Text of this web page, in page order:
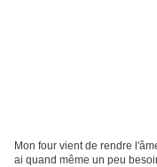
Mon four vient de rendre
ai quand même un peu